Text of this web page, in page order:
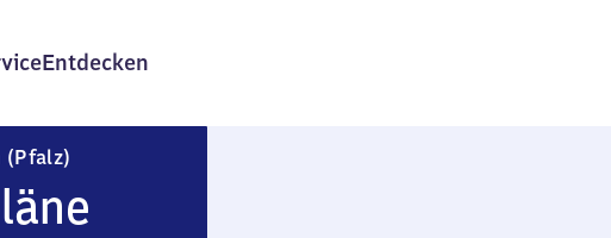
Entdecken
(Pfalz)